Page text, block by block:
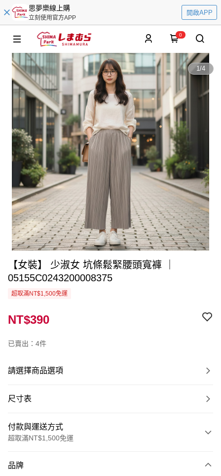
思夢樂線上購
立刻使用官方APP
開啟APP
0
1/4
【女裝】 少淑女 坑條鬆緊腰頭寬褲 ｜
05155C0243200008375
超取滿NT$1,500免運
NT$390
已賣出：4件
請選擇商品選項
尺寸表
付款與運送方式
超取滿NT$1,500免運
信用卡一次付款
品牌